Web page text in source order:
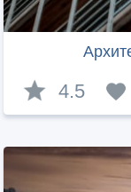
4.5